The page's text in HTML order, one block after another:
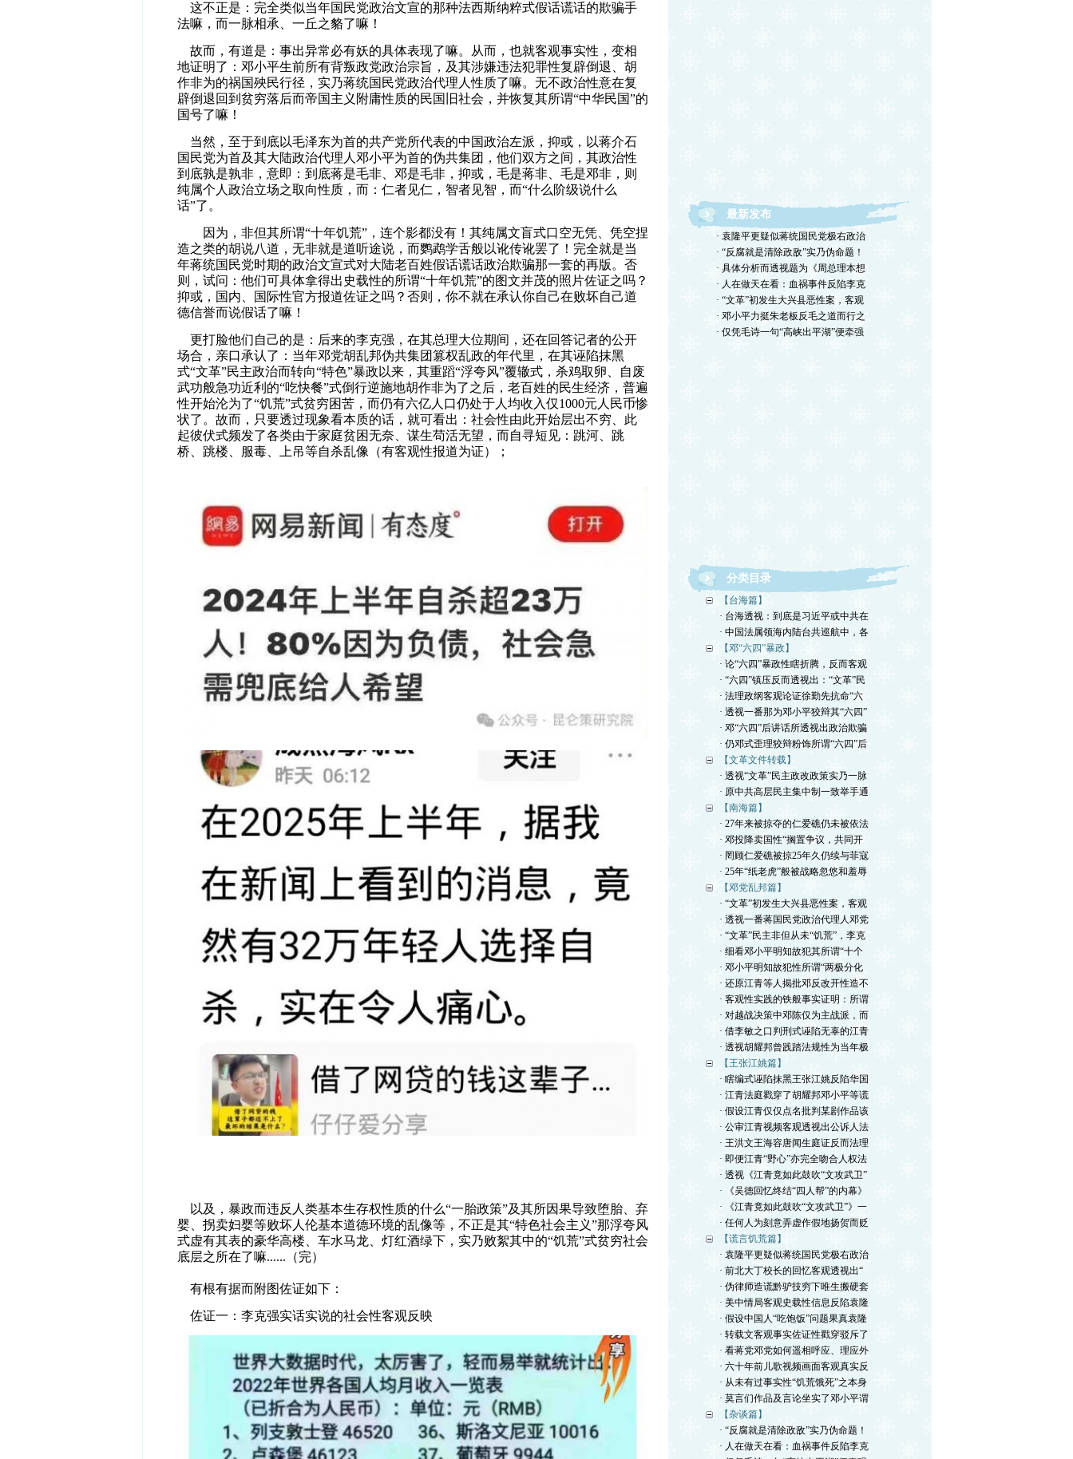
这不正是：完全类似当年国民党政治文宣的那种法西斯纳粹式假话谎话的欺骗手
法嘛，而一脉相承、一丘之貉了嘛！
故而，有道是：事出异常必有妖的具体表现了嘛。从而，也就客观事实性，变相
地证明了：邓小平生前所有背叛政党政治宗旨，及其涉嫌违法犯罪性复辟倒退、胡
作非为的祸国殃民行径，实乃蒋统国民党政治代理人性质了嘛。无不政治性意在复
辟倒退回到贫穷落后而帝国主义附庸性质的民国旧社会，并恢复其所谓“中华民国”的
国号了嘛！
当然，至于到底以毛泽东为首的共产党所代表的中国政治左派，抑或，以蒋介石
国民党为首及其大陆政治代理人邓小平为首的伪共集团，他们双方之间，其政治性
到底孰是孰非，意即：到底蒋是毛非、邓是毛非，抑或，毛是蒋非、毛是邓非，则
纯属个人政治立场之取向性质，而：仁者见仁，智者见智，而“什么阶级说什么
话”了。
因为，非但其所谓“十年饥荒”，连个影都没有！其纯属文盲式口空无凭、凭空捏
造之类的胡说八道，无非就是道听途说，而鹦鹉学舌般以讹传讹罢了！完全就是当
年蒋统国民党时期的政治文宣式对大陆老百姓假话谎话政治欺骗那一套的再版。否
则，试问：他们可具体拿得出史载性的所谓“十年饥荒”的图文并茂的照片佐证之吗？
抑或，国内、国际性官方报道佐证之吗？否则，你不就在承认你自己在败坏自己道
德信誉而说假话了嘛！
更打脸他们自己的是：后来的李克强，在其总理大位期间，还在回答记者的公开
场合，亲口承认了：当年邓党胡乱邦伪共集团篡权乱政的年代里，在其诬陷抹黑
式“文革”民主政治而转向“特色”暴政以来，其重蹈“浮夸风”覆辙式，杀鸡取卵、自废
武功般急功近利的“吃快餐”式倒行逆施地胡作非为了之后，老百姓的民生经济，普遍
性开始沦为了“饥荒”式贫穷困苦，而仍有六亿人口仍处于人均收入仅1000元人民币惨
状了。故而，只要透过现象看本质的话，就可看出：社会性由此开始层出不穷、此
起彼伏式频发了各类由于家庭贫困无奈、谋生苟活无望，而自寻短见：跳河、跳
桥、跳楼、服毒、上吊等自杀乱像（有客观性报道为证）；
以及，暴政而违反人类基本生存权性质的什么“一胎政策”及其所因果导致堕胎、弃
婴、拐卖妇婴等败坏人伦基本道德环境的乱像等，不正是其“特色社会主义”那浮夸风
式虚有其表的豪华高楼、车水马龙、灯红酒绿下，实乃败絮其中的“饥荒”式贫穷社会
底层之所在了嘛......（完）
有根有据而附图佐证如下：
佐证一：李克强实话实说的社会性客观反映
最新发布
· 袁隆平更疑似蒋统国民党极右政治
· “反腐就是清除政敌”实乃伪命题！
· 具体分析而透视题为《周总理本想
· 人在做天在看：血祸事件反陷李克
· “文革”初发生大兴县恶性案，客观
· 邓小平力挺朱老板反毛之道而行之
· 仅凭毛诗一句“高峡出平湖”便牵强
分类目录
【台海篇】
· 台海透视：到底是习近平或中共在
· 中国法属领海内陆台共巡航中，各
【邓“六四”暴政】
· 论“六四”暴政性瞎折腾，反而客观
· “六四”镇压反而透视出：“文革”民
· 法理政纲客观论证徐勤先抗命“六
· 透视一番那为邓小平狡辩其“六四”
· 邓“六四”后讲话所透视出政治欺骗
· 仍邓式歪理狡辩粉饰所谓“六四”后
【文革文件转载】
· 透视“文革”民主政改政策实乃一脉
· 原中共高层民主集中制一致举手通
【南海篇】
· 27年来被掠夺的仁爱礁仍未被依法
· 邓投降卖国性“搁置争议，共同开
· 罔顾仁爱礁被掠25年久仍续与菲寇
· 25年“纸老虎”般被战略忽悠和羞辱
【邓党乱邦篇】
· “文革”初发生大兴县恶性案，客观
· 透视一番蒋国民党政治代理人邓党
· “文革”民主非但从未“饥荒”，李克
· 细看邓小平明知故犯其所谓“十个
· 邓小平明知故犯性所谓“两极分化
· 还原江青等人揭批邓反改开性造不
· 客观性实践的铁般事实证明：所谓
· 对越战决策中邓陈仅为主战派，而
· 借李敏之口判刑式诬陷无辜的江青
· 透视胡耀邦曾践踏法规性为当年极
【王张江姚篇】
· 瞎编式诬陷抹黑王张江姚反陷华国
· 江青法庭戳穿了胡耀邦邓小平等谎
· 假设江青仅仅点名批判某剧作品该
· 公审江青视频客观透视出公诉人法
· 王洪文王海容唐闻生庭证反而法理
· 即便江青“野心”亦完全吻合人权法
· 透视《江青竟如此鼓吹“文攻武卫”
· 《吴德回忆终结“四人帮”的内幕》
· 《江青竟如此鼓吹“文攻武卫”》一
· 任何人为刻意弄虚作假地扬贺而贬
【谎言饥荒篇】
· 袁隆平更疑似蒋统国民党极右政治
· 前北大丁校长的回忆客观透视出“
· 伪律师造谎黔驴技穷下唯生搬硬套
· 美中情局客观史载性信息反陷袁隆
· 假设中国人“吃饱饭”问题果真袁隆
· 转载文客观事实佐证性戳穿驳斥了
· 看蒋党邓党如何遥相呼应、理应外
· 六十年前儿歌视频画面客观真实反
· 从未有过事实性“饥荒饿死”之本身
· 莫言们作品及言论坐实了邓小平谓
【杂谈篇】
· “反腐就是清除政敌”实乃伪命题！
· 人在做天在看：血祸事件反陷李克